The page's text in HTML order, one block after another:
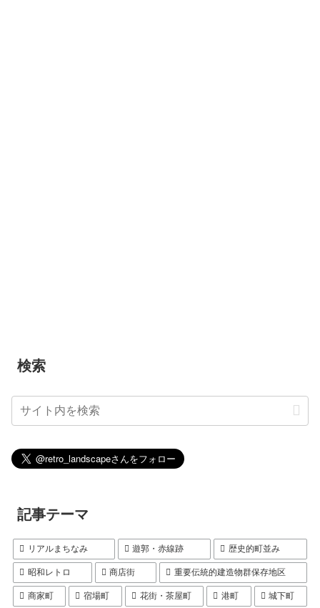
検索
記事テーマ
リアルまちなみ 遊郭・赤線跡 歴史的町並み
昭和レトロ 商店街 重要伝統的建造物群保存地区
商家町 宿場町 花街・茶屋町 港町 城下町